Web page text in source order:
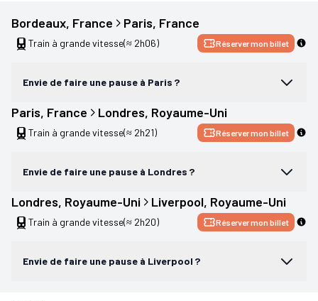
Bordeaux, France Paris, France
Train à grande vitesse(≈ 2h06) Réserver mon billet
Envie de faire une pause à Paris ?
Paris, France Londres, Royaume-Uni
Train à grande vitesse(≈ 2h21) Réserver mon billet
Envie de faire une pause à Londres ?
Londres, Royaume-Uni Liverpool, Royaume-Uni
Train à grande vitesse(≈ 2h20) Réserver mon billet
Envie de faire une pause à Liverpool ?